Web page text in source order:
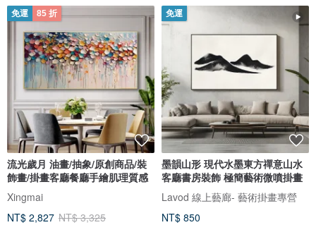
免運 85 折
流光歲月 油畫/抽象/原創商品/裝
飾畫/掛畫客廳餐廳手繪肌理質感
Xingmai
NT$ 2,827 NT$ 3,325
免運
墨韻山形 現代水墨東方禪意山水
客廳書房裝飾 極簡藝術微噴掛畫
Lavod 線上藝廊- 藝術掛畫專營
NT$ 850